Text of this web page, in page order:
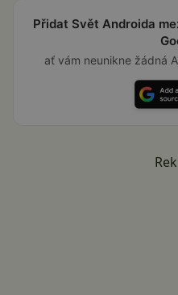
Přidat Svět Androida
ať vám neunikne žádná